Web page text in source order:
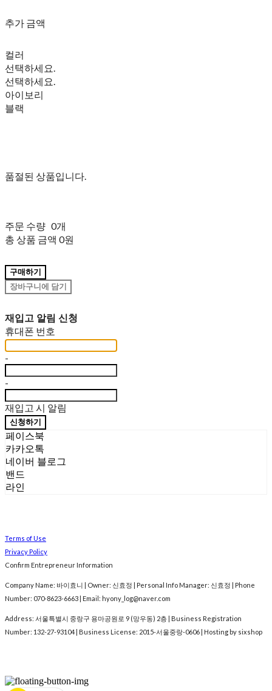
추가 금액
컬러
선택하세요.
선택하세요.
아이보리
블랙
품절된 상품입니다.
주문 수량 0개
총 상품 금액 0원
구매하기
장바구니에 담기
재입고 알림 신청
휴대폰 번호
-
-
재입고 시 알림
신청하기
페이스북
카카오톡
네이버 블로그
밴드
라인
Terms of Use
Privacy Policy
Confirm Entrepreneur Information
Company Name: 바이효니 | Owner: 신효정 | Personal Info Manager: 신효정 | Phone
Number: 070-8623-6663 | Email: hyony_log@naver.com
Address: 서울특별시 중랑구 용마공원로 9 (망우동) 2층 | Business Registration
Number: 132-27-93104 | Business License: 2015-서울중랑-0606 | Hosting by sixshop